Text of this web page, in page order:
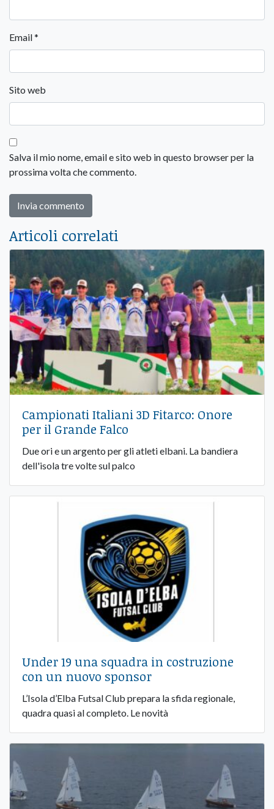
Email*
Sito web
Salva il mio nome, email e sito web in questo browser per la
prossima volta che commento.
Articoli correlati
Campionati Italiani 3D Fitarco: Onore
per il Grande Falco
Due ori e un argento per gli atleti elbani. La bandiera
dell'isola tre volte sul palco
Under 19 una squadra in costruzione
con un nuovo sponsor
L’Isola d’Elba Futsal Club prepara la sfida regionale,
quadra quasi al completo. Le novità